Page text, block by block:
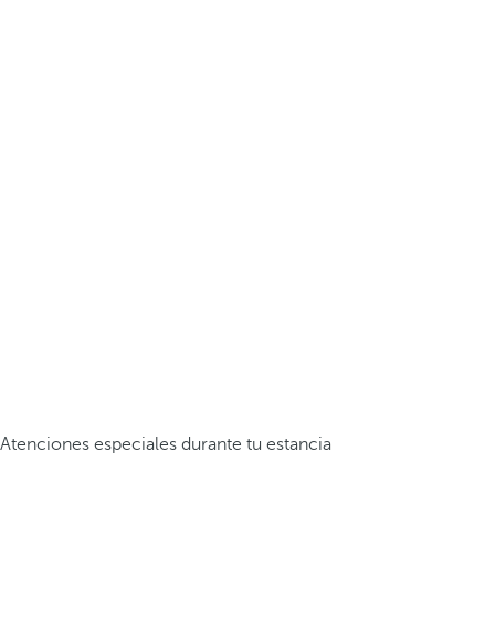
Atenciones especiales durante tu estancia